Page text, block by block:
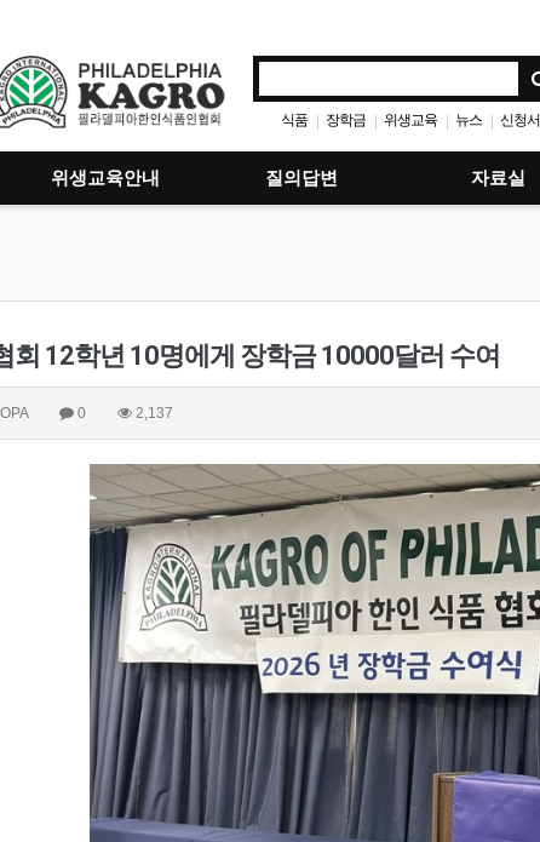
식품 | 장학금 | 위생교육 | 뉴스 | 신청서
위생교육안내 질의답변 자료실
회 12학년 10명에게 장학금 10000달러 수여
0 2,137